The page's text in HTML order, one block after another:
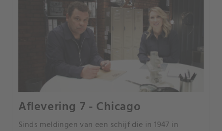
Aflevering 7 - Chicago
Sinds meldingen van een schijf die in 1947 in